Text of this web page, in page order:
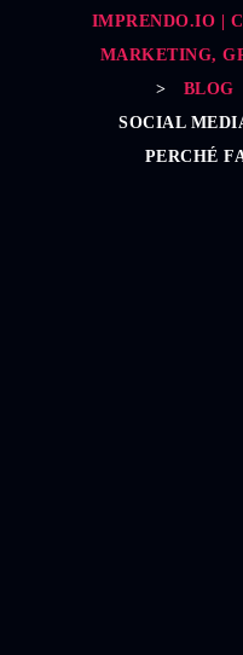
IMPRENDO.IO |
MARKETING,
>
BLOG
SOCIAL
PERCHÉ